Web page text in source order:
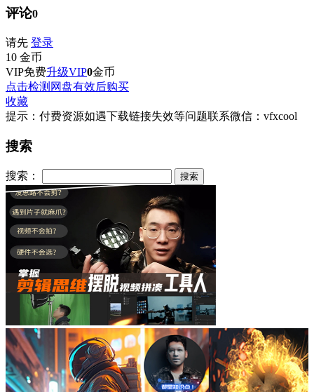
评论0
请先 登录
10 金币
VIP免费升级VIP0金币
点击检测网盘有效后购买
收藏
提示：付费资源如遇下载链接失效等问题联系微信：vfxcool
搜索
搜索：